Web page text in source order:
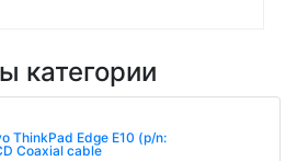
категории
ThinkPad Edge E10 (p/n:
Coaxial cable